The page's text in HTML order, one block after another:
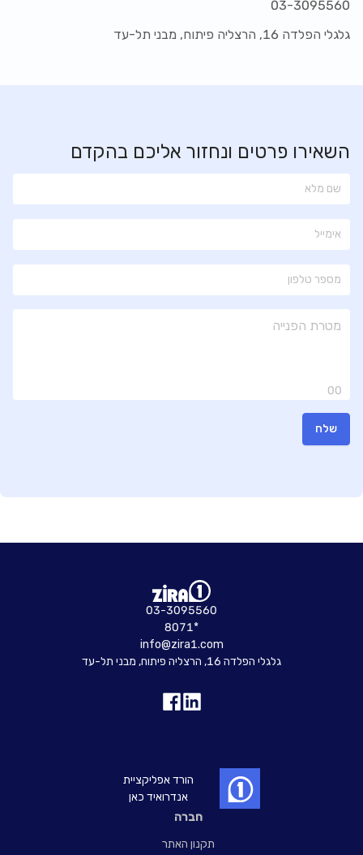
03-3095560
גלגלי הפלדה 16, הרצליה פיתוח, מבני תל-עד
השאירו פרטים ונחזור אליכם בהקדם
00
שלח
חברה
תקנון האתר
03-3095560
8071*
info@zira1.com
גלגלי הפלדה 16, הרצליה פיתוח, מבני תל-עד
הורד אפליקציית
אנדרואיד כאן